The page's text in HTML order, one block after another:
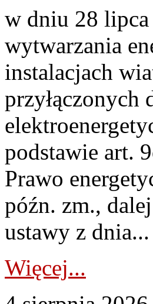
w dniu 28 lipca
wytwarzania
instalacjach
przyłączonych
podstawie art.
Prawo
późn. zm.,
ustawy z dnia...
Więcej...